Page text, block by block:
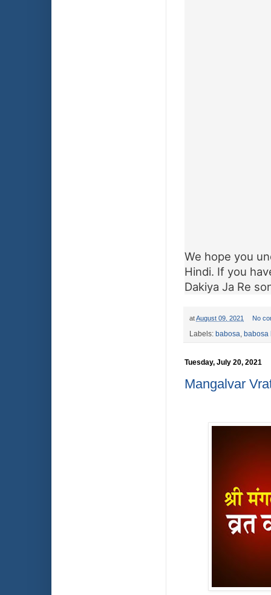
We hope you
Hindi. If you
Dakiya Ja Re
atAugust 09, 2021 No
Labels: babosa babosa
Tuesday, July 20, 2021
Mangalvar